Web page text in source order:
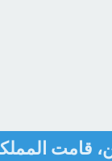
قامت